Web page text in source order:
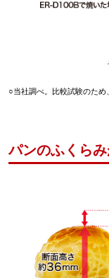
○当社調べ。比較試験のため
パンのふくらみ